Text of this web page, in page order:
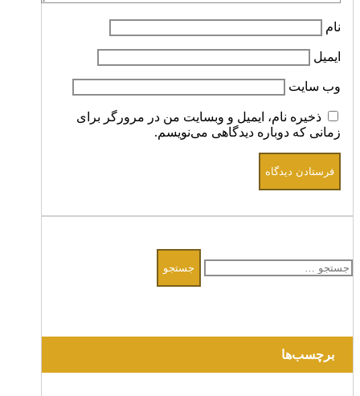
نام
ایمیل
وب‌ سایت
ذخیره نام، ایمیل و وبسایت من در مرورگر برای
زمانی که دوباره دیدگاهی می‌نویسم.
برای:
برچسب‌ها